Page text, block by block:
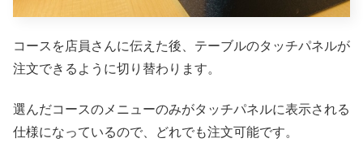
コースを店員さんに伝えた後、テーブルのタッチパネルが
注文できるように切り替わります。
選んだコースのメニューのみがタッチパネルに表示される
仕様になっているので、どれでも注文可能です。